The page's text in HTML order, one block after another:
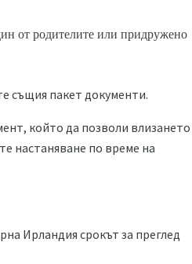
от родителите или придружено
същия пакет документи.
който да позволи влизането
настаняване по време на
Ирландия срокът за преглед